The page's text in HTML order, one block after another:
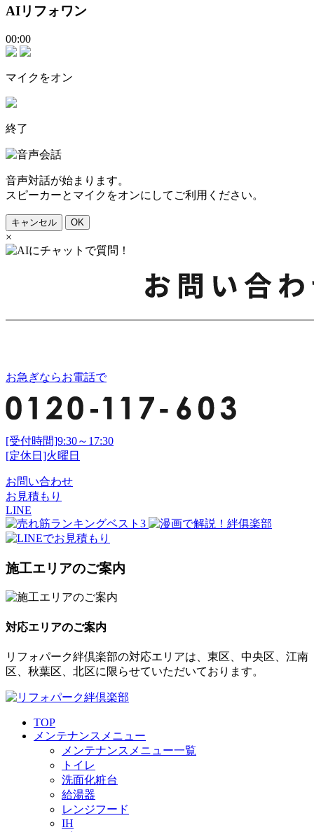
AIリフォワン
00:00
マイクをオン
終了
音声対話が始まります。
スピーカーとマイクをオンにしてご利用ください。
キャンセル OK
×
お急ぎならお電話で
[受付時間]9:30～17:30
[定休日]火曜日
お問い合わせ
お見積もり
LINE
施工エリアのご案内
対応エリアのご案内
リフォパーク絆倶楽部の対応エリアは、東区、中央区、江南
区、秋葉区、北区に限らせていただいております。
TOP
メンテナンスメニュー
メンテナンスメニュー一覧
トイレ
洗面化粧台
給湯器
レンジフード
IH